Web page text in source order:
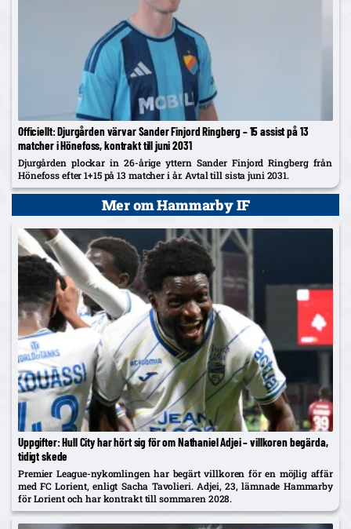
Officiellt: Djurgården värvar Sander Finjord Ringberg – 15 assist på 13
matcher i Hönefoss, kontrakt till juni 2031
Djurgården plockar in 26-årige yttern Sander Finjord Ringberg från
Hönefoss efter 1+15 på 13 matcher i år. Avtal till sista juni 2031.
Mer om Hammarby IF
Uppgifter: Hull City har hört sig för om Nathaniel Adjei – villkoren begärda,
tidigt skede
Premier League-nykomlingen har begärt villkoren för en möjlig affär
med FC Lorient, enligt Sacha Tavolieri. Adjei, 23, lämnade Hammarby
för Lorient och har kontrakt till sommaren 2028.